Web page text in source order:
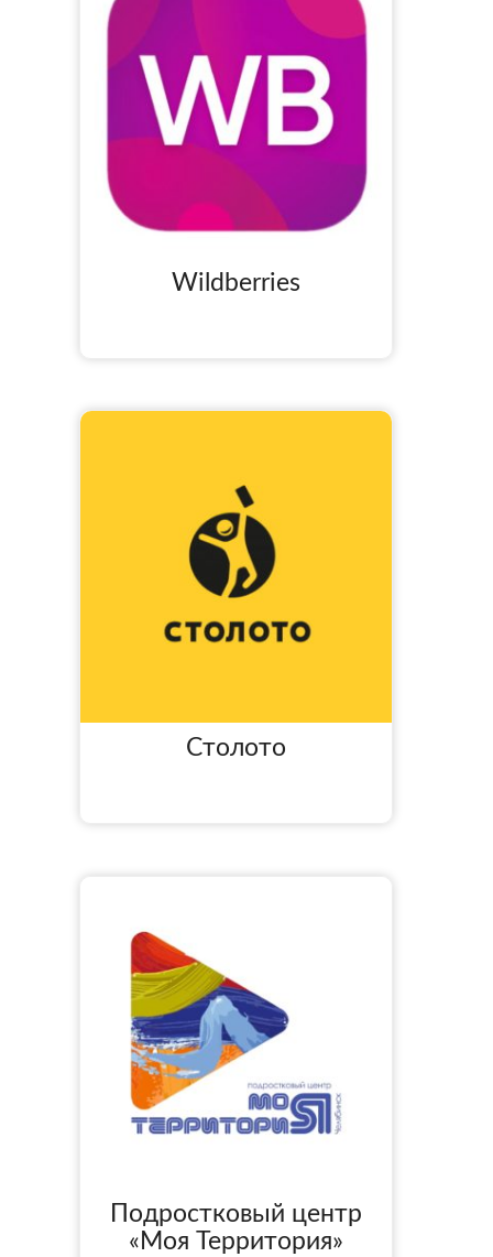
Wildberries
Столото
Подростковый центр
«Моя Территория»